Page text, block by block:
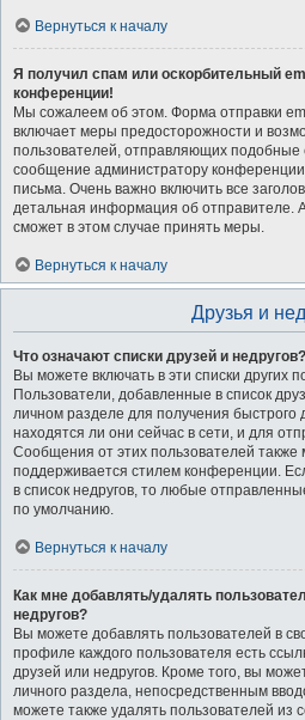
Вернуться к началу
Я получил спам или оскорбительный
конференции!
Мы сожалеем об этом. Форма отправки
включает меры предосторожности и
пользователей, отправляющих
сообщение администратору
письма. Очень важно включить все
детальная информация об отправителе.
сможет в этом случае принять меры.
Вернуться к началу
Друзья и
Что означают списки друзей и недругов?
Вы можете включать в эти списки других
Пользователи, добавленные в список
личном разделе для получения
находятся ли они сейчас в сети, и для
Сообщения от этих пользователей также
поддерживается стилем конференции.
в список недругов, то любые
по умолчанию.
Вернуться к началу
Как мне добавлять/удалять
недругов?
Вы можете добавлять пользователей в
профиле каждого пользователя есть
друзей или недругов. Кроме того, вы
личного раздела, непосредственным
можете также удалять пользователей из